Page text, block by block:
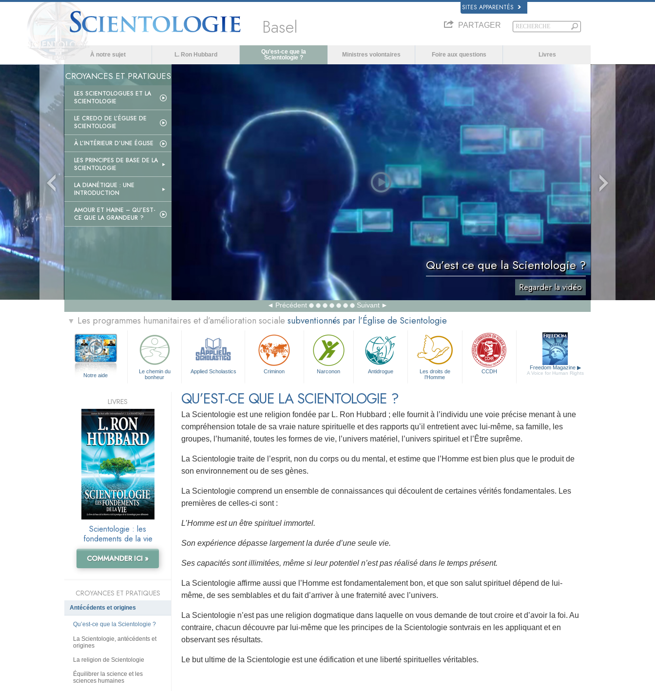
SITES APPARENTÉS
Basel PARTAGER
À notre sujet L. Ron Hubbard
Qu’est-ce que la
Scientologie ?
Ministres volontaires Foire aux questions Livres
CROYANCES ET PRATIQUES
LES SCIENTOLOGUES ET LA
SCIENTOLOGIE
LE CREDO DE L’ÉGLISE DE
SCIENTOLOGIE
À L’INTÉRIEUR D’UNE ÉGLISE
LES PRINCIPES DE BASE DE LA
SCIENTOLOGIE
LA DIANÉTIQUE : UNE
INTRODUCTION
AMOUR ET HAINE – QU’EST-
CE QUE LA GRANDEUR ?
Qu’est ce que la Scientologie ?
Regarder la vidéo
Précédent Suivant
▼ Les programmes humanitaires et d’amélioration sociale subventionnés par l’Église de Scientologie
Notre aide
Le chemin du
bonheur
Applied Scholastics Criminon Narconon Antidrogue
Les droits de
l’Homme
CCDH
Freedom Magazine ▶
A Voice for Human Rights
QU’EST-CE QUE LA SCIENTOLOGIE ?
La Scientologie est une religion fondée par L. Ron Hubbard ; elle fournit à l’individu une voie précise menant à une
compréhension totale de sa vraie nature spirituelle et des rapports qu’il entretient avec lui-même, sa famille, les
groupes, l’humanité, toutes les formes de vie, l’univers matériel, l’univers spirituel et l’Être suprême.
La Scientologie traite de l’esprit, non du corps ou du mental, et estime que l’Homme est bien plus que le produit de
son environnement ou de ses gènes.
La Scientologie comprend un ensemble de connaissances qui découlent de certaines vérités fondamentales. Les
premières de celles-ci sont :
L’Homme est un être spirituel immortel.
Son expérience dépasse largement la durée d’une seule vie.
Ses capacités sont illimitées, même si leur po­tentiel n’est pas réalisé dans le temps présent.
La Scientologie affirme aussi que l’Homme est fondamentalement bon, et que son salut spirituel dépend de lui-
même, de ses semblables et du fait d’arriver à une fraternité avec l’univers.
La Scientologie n’est pas une religion dogmatique dans laquelle on vous demande de tout croire et d’avoir la foi. Au
contraire, chacun découvre par lui-même que les principes de la Scientologie sontvrais en les appliquant et en
observant ses résultats.
Le but ultime de la Scientologie est une édification et une liberté spirituelles véritables.
LIVRES
Scientologie : les
fondements de la vie
COMMANDER ICI »
CROYANCES ET PRATIQUES
Antécédents et origines
Qu’est-ce que la Scientologie ?
La Scientologie, antécédents et
origines
La religion de Scientologie
Équilibrer la science et les
sciences humaines